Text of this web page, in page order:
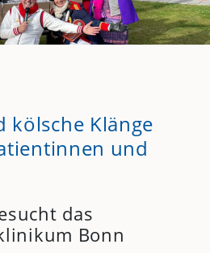
kölsche Klänge
und
das
Bonn